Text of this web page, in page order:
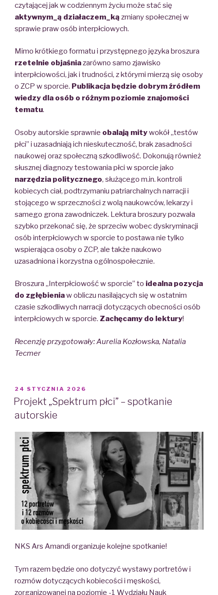
czytającej jak w codziennym życiu może stać się
aktywnym_ą działaczem_ką zmiany społecznej w
sprawie praw osób interpłciowych.
Mimo krótkiego formatu i przystępnego języka broszura
rzetelnie objaśniazarówno samo zjawisko
interpłciowości, jak i trudności, z którymi mierzą się osoby
o ZCP w sporcie. Publikacja będzie dobrym źródłem
wiedzy dla osób o różnym poziomie znajomości
tematu.
Osoby autorskie sprawnie obalają mitywokół „testów
płci” i uzasadniają ich nieskuteczność, brak zasadności
naukowej oraz społeczną szkodliwość. Dokonują również
słusznej diagnozy testowania płci w sporcie jako
narzędzia politycznego, służącego m.in. kontroli
kobiecych ciał, podtrzymaniu patriarchalnych narracji i
stojącego w sprzeczności z wolą naukowców, lekarzy i
samego grona zawodniczek. Lektura broszury pozwala
szybko przekonać się, że sprzeciw wobec dyskryminacji
osób interpłciowych w sporcie to postawa nie tylko
wspierająca osoby o ZCP, ale także naukowo
uzasadniona i korzystna ogólnospołecznie.
Broszura „Interpłciowość w sporcie” to idealna pozycja
do zgłębieniaw obliczu nasilających się w ostatnim
czasie szkodliwych narracji dotyczących obecności osób
interpłciowych w sporcie. Zachęcamy do lektury!
Recenzję przygotowały:Aurelia Kozłowska, Natalia
Tecmer
POSTED
ON
24 STYCZNIA 2026
Projekt „Spektrum płci” – spotkanie
autorskie
NKS Ars Amandi organizuje kolejne spotkanie!
Tym razem będzie ono dotyczyć wystawy portretów i
rozmów dotyczących kobiecości i męskości,
zorganizowanej na poziomie -1 Wydziału Nauk